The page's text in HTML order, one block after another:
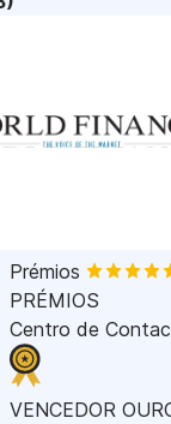
Prémios
PRÉMIOS
Centro de
VENCEDOR